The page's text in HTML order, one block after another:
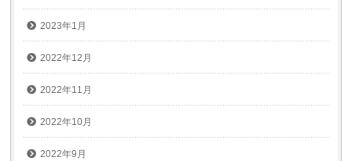
2023年1月
2022年12月
2022年11月
2022年10月
2022年9月